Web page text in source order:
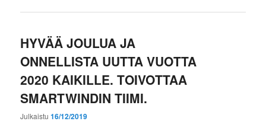
HYVÄÄ JOULUA JA
ONNELLISTA UUTTA VUOTTA
2020 KAIKILLE. TOIVOTTAA
SMARTWINDIN TIIMI.
Julkaistu16/12/2019